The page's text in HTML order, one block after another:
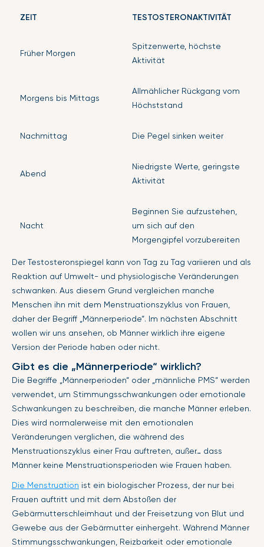
ZEIT TESTOSTERONAKTIVITÄT
Früher Morgen
Spitzenwerte, höchste
Aktivität
Morgens bis Mittags
Allmählicher Rückgang vom
Höchststand
Nachmittag Die Pegel sinken weiter
Abend
Niedrigste Werte, geringste
Aktivität
Nacht
Beginnen Sie aufzustehen,
um sich auf den
Morgengipfel vorzubereiten
Der Testosteronspiegel kann von Tag zu Tag variieren und als
Reaktion auf Umwelt- und physiologische Veränderungen
schwanken. Aus diesem Grund vergleichen manche
Menschen ihn mit dem Menstruationszyklus von Frauen,
daher der Begriff „Männerperiode“. Im nächsten Abschnitt
wollen wir uns ansehen, ob Männer wirklich ihre eigene
Version der Periode haben oder nicht.
Gibt es die „Männerperiode“ wirklich?
Die Begriffe „Männerperioden“ oder „männliche PMS“ werden
verwendet, um Stimmungsschwankungen oder emotionale
Schwankungen zu beschreiben, die manche Männer erleben.
Dies wird normalerweise mit den emotionalen
Veränderungen verglichen, die während des
Menstruationszyklus einer Frau auftreten, außer… dass
Männer keine Menstruationsperioden wie Frauen haben.
Die Menstruation ist ein biologischer Prozess, der nur bei
Frauen auftritt und mit dem Abstoßen der
Gebärmutterschleimhaut und der Freisetzung von Blut und
Gewebe aus der Gebärmutter einhergeht. Während Männer
Stimmungsschwankungen, Reizbarkeit oder emotionale